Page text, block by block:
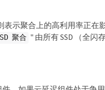
示聚合上的高利用率正在
聚合 " 由所有 SSD （全闪